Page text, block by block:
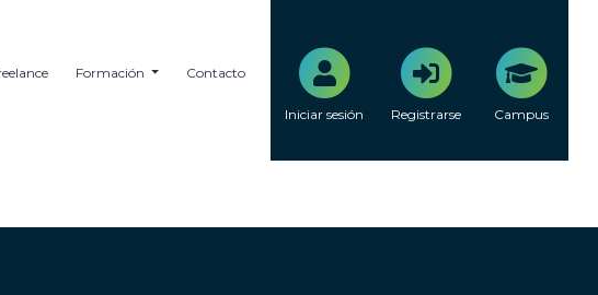
Formación Contacto
Iniciar sesión Registrarse Campus